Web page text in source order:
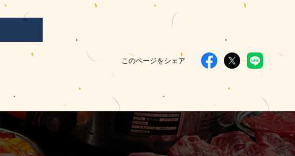
このページをシェア